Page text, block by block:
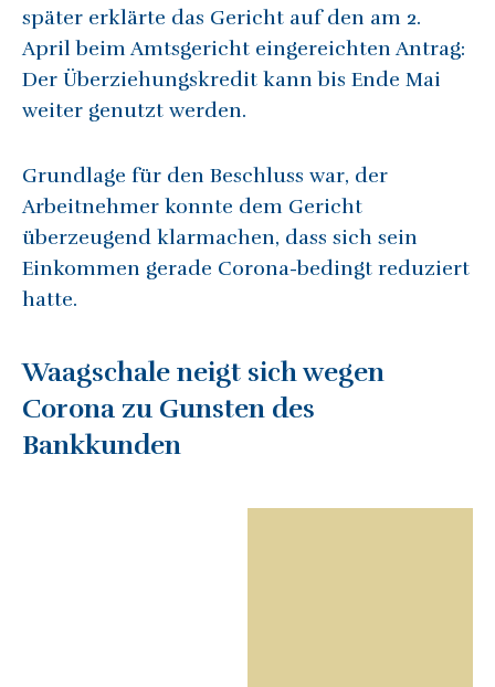
später erklärte das Gericht auf den am 2.
April beim Amtsgericht eingereichten Antrag:
Der Überziehungskredit kann bis Ende Mai
weiter genutzt werden.
Grundlage für den Beschluss war, der
Arbeitnehmer konnte dem Gericht
überzeugend klarmachen, dass sich sein
Einkommen gerade Corona-bedingt reduziert
hatte.
Waagschale neigt sich wegen
Corona zu Gunsten des
Bankkunden